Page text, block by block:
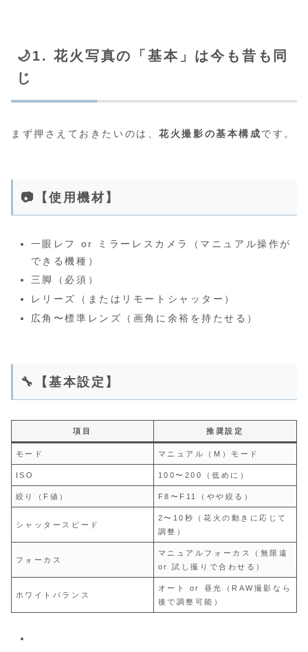
🌙1. 花火写真の「基本」は今も昔も同
じ
まず押さえておきたいのは、花火撮影の基本構成です。
📷【使用機材】
一眼レフ or ミラーレスカメラ（マニュアル操作が
できる機種）
三脚（必須）
レリーズ（またはリモートシャッター）
広角〜標準レンズ（画角に余裕を持たせる）
🔧【基本設定】
項目 推奨設定
モード マニュアル（M）モード
ISO 100〜200（低めに）
絞り（F値） F8〜F11（やや絞る）
シャッタースピード
2〜10秒（花火の動きに応じて
調整）
フォーカス
マニュアルフォーカス（無限遠
or 試し撮りで合わせる）
ホワイトバランス
オート or 昼光（RAW撮影なら
後で調整可能）